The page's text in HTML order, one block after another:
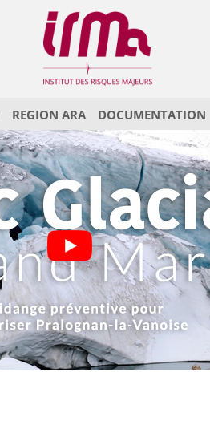
REGION ARA DOCUMENTATION